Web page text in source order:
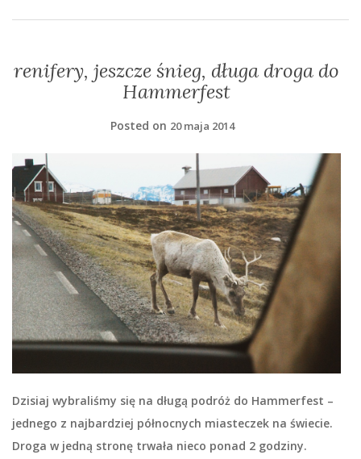
renifery, jeszcze śnieg, długa droga do
Hammerfest
Posted on 20 maja 2014
Dzisiaj wybraliśmy się na długą podróż do Hammerfest –
jednego z najbardziej północnych miasteczek na świecie.
Droga w jedną stronę trwała nieco ponad 2 godziny.